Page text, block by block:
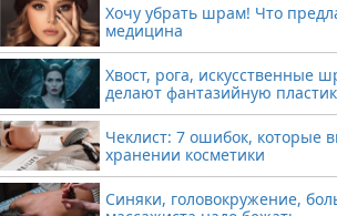
Хочу убрать шрам! Что
медицина
Хвост, рога, искусственные
делают фантазийную
Чеклист: 7 ошибок, которые
хранении косметики
Синяки, головокружение,